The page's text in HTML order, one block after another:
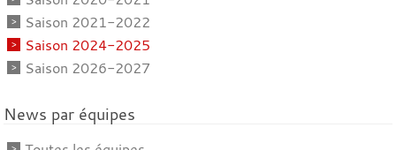
Saison 2021-2022
Saison 2024-2025
Saison 2026-2027
News par équipes